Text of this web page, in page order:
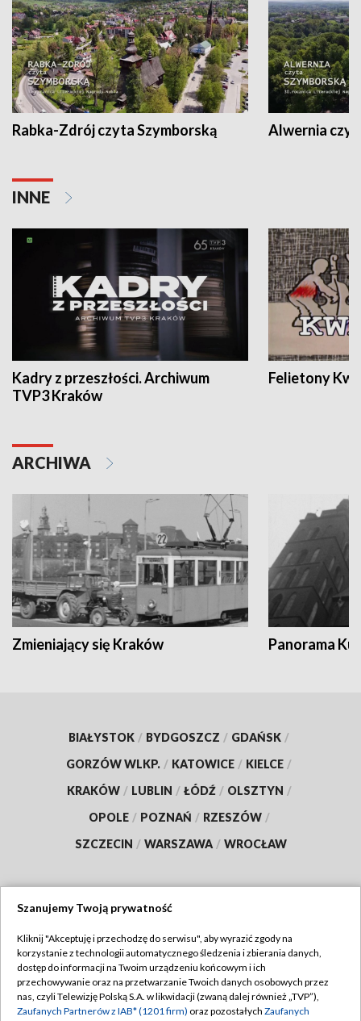
Rabka-Zdrój czyta Szymborską Alwernia
INNE
Kadry z przeszłości. Archiwum
TVP3 Kraków
Felietony
ARCHIWA
Zmieniający się Kraków Panorama
BIAŁYSTOK / BYDGOSZCZ / GDAŃSK /
GORZÓW WLKP. / KATOWICE / KIELCE /
KRAKÓW / LUBLIN / ŁÓDŹ / OLSZTYN /
OPOLE / POZNAŃ / RZESZÓW /
SZCZECIN / WARSZAWA / WROCŁAW
TVP
Abonament TVP
Emisja w TVP
Regulamin TVP
Polityka prywatności
Szanujemy Twoją prywatność
Kliknij "Akceptuję i przechodzę do serwisu", aby wyrazić zgody na
korzystanie z technologii automatycznego śledzenia i zbierania danych,
dostęp do informacji na Twoim urządzeniu końcowym i ich
przechowywanie oraz na przetwarzanie Twoich danych osobowych przez
nas, czyli Telewizję Polską S.A. w likwidacji (zwaną dalej również „TVP”),
Zaufanych Partnerów z IAB* (1201 firm) oraz pozostałych Zaufanych